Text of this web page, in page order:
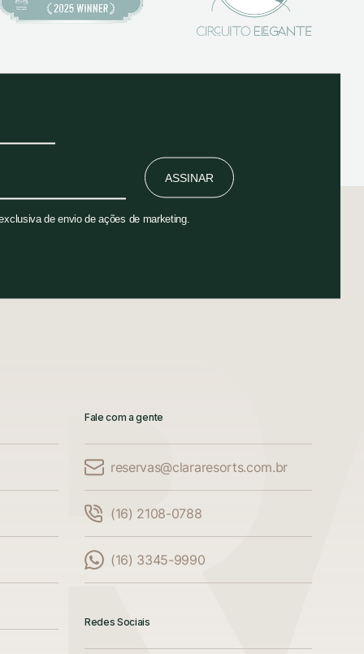
ASSINAR
de envio de ações de marketing.
Fale com a gente
reservas@clararesorts.com.br
(16) 2108-0788
(16) 3345-9990
Redes Sociais